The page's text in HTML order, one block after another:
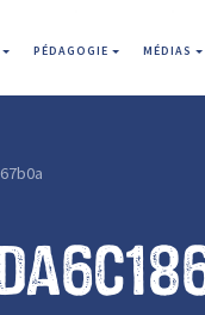
PÉDAGOGIE MÉDIAS